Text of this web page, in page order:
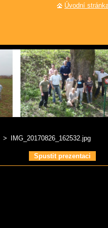
> IMG_20170826_162532.jpg
Spustit prezentaci
Úvodní